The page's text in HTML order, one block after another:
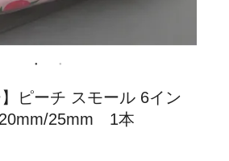
】ピーチ スモール 6イン
25mm 1本